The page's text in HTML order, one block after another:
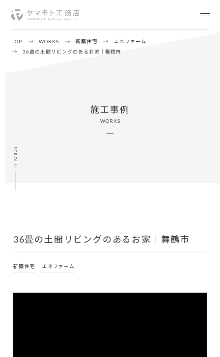
TOP WORKS 新築住宅
エネファーム
36畳の土間リビングのあるお家｜舞鶴市
SCROLL
施工事例
WORKS
36畳の土間リビングのあるお家｜舞鶴市
新築住宅 エネファーム